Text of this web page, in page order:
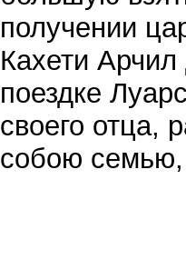
получении
Кахети
поездке
своего отца,
собою